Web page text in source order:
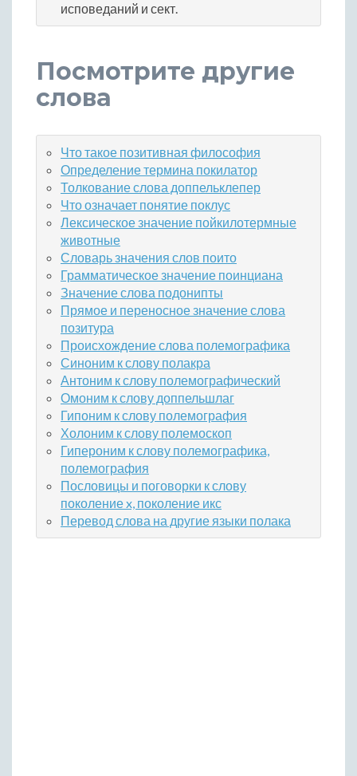
исповеданий и сект.
Посмотрите другие
слова
Что такое позитивная философия
Определение термина покилатор
Толкование слова доппельклепер
Что означает понятие поклус
Лексическое значение пойкилотермные
животные
Словарь значения слов поито
Грамматическое значение поинциана
Значение слова подонипты
Прямое и переносное значение слова
позитура
Происхождение слова полемографика
Синоним к слову полакра
Антоним к слову полемографический
Омоним к слову доппельшлаг
Гипоним к слову полемография
Холоним к слову полемоскоп
Гипероним к слову полемографика,
полемография
Пословицы и поговорки к слову
поколение x, поколение икс
Перевод слова на другие языки полака